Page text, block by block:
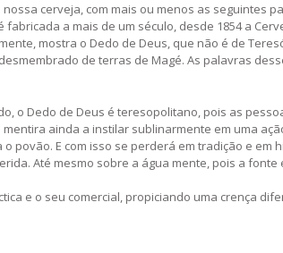
cerveja, com mais ou menos as seguintes
a mais de um século, desde 1854 a
mostra o Dedo de Deus, que não é de
de terras de Magé. As palavras
o Dedo de Deus é teresopolitano, pois as
ainda a instilar sublinarmente em uma
povão. E com isso se perderá em tradição e em
Até mesmo sobre a água mente, pois a
e o seu comercial, propiciando uma crença